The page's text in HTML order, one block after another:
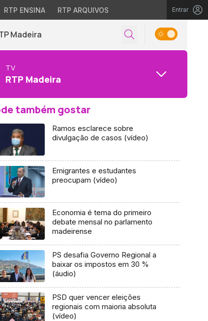
RTP ENSINA RTP ARQUIVOS Entrar
Madeira
TV
RTP Madeira
também gostar
Ramos esclarece sobre
divulgação de casos (vídeo)
Emigrantes e estudantes
preocupam (vídeo)
Economia é tema do primeiro
debate mensal no parlamento
madeirense
PS desafia Governo Regional a
baixar os impostos em 30 %
(áudio)
PSD quer vencer eleições
regionais com maioria absoluta
(vídeo)